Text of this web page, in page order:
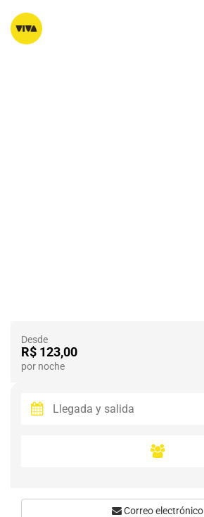
Desde
R$ 123,00
por noche
Correo electrónico